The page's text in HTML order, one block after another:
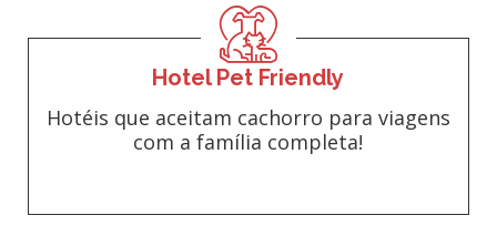
Hotel Pet Friendly
Hotéis que aceitam cachorro para viagens
com a família completa!